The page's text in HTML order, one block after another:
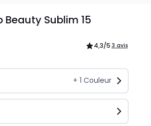
Beauty Sublim 15
4,3/5 3 avis
+ 1 Couleur